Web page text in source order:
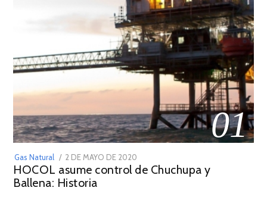
01
Gas Natural
POSTED
ON
2 DE MAYO DE 2020
DE
HOCOL asume control de Chuchupa y
Ballena: Historia